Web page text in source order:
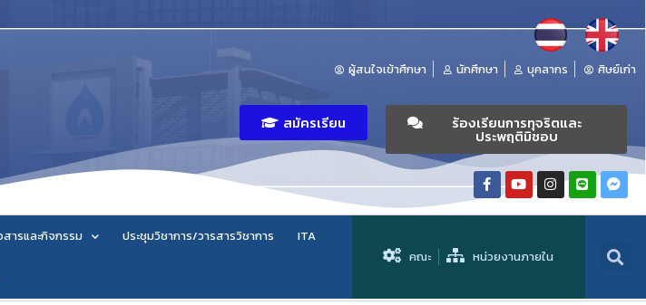
ผู้สนใจเข้าศึกษา นักศึกษา บุคลากร ศิษย์เก่า
สมัครเรียน ร้องเรียนการทุจริตและ
ประพฤติมิชอบ
สารและกิจกรรม ประชุมวิชาการ/วารสารวิชาการ ITA
คณะ หน่วยงานภายใน